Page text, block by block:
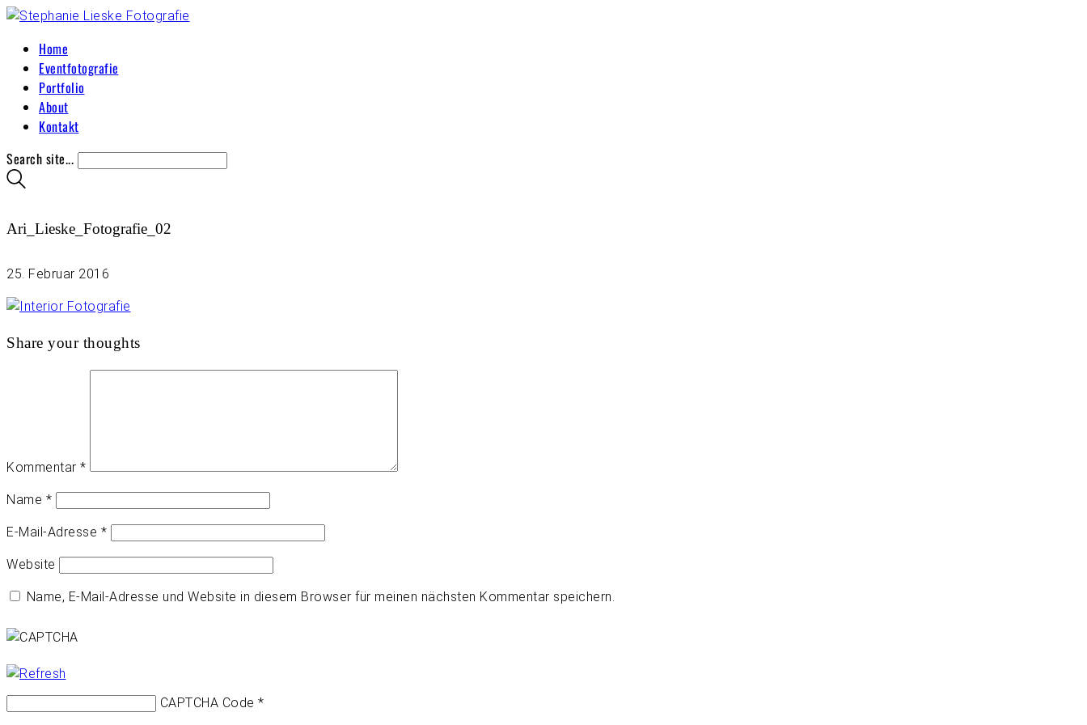
Home
Eventfotografie
Portfolio
About
Kontakt
Search site...
Ari_Lieske_Fotografie_02
25. Februar 2016
Share your thoughts
Kommentar *
Name *
E-Mail-Adresse *
Website
Name, E-Mail-Adresse und Website in diesem Browser für meinen nächsten Kommentar speichern.
CAPTCHA Code *